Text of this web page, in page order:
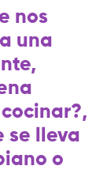
nos
una
se lleva
o